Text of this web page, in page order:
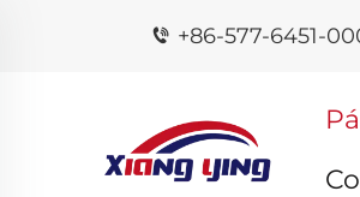
+86-577-6451-